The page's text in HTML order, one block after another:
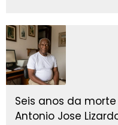
Seis anos da
Antonio Jose